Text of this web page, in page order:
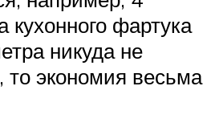
кухонного фартука
никуда не
экономия весьма